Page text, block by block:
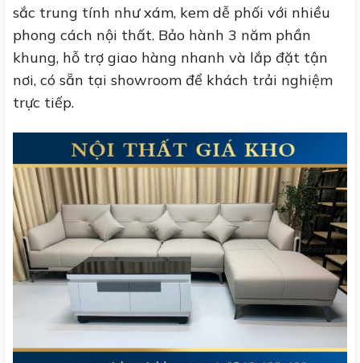
sắc trung tính như xám, kem dễ phối với nhiều
phong cách nội thất. Bảo hành 3 năm phần
khung, hỗ trợ giao hàng nhanh và lắp đặt tận
nơi, có sẵn tại showroom để khách trải nghiệm
trực tiếp.